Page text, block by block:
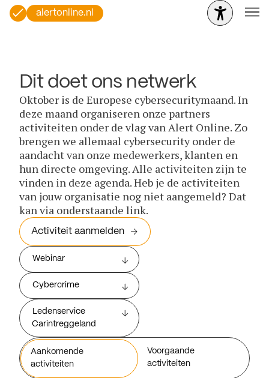
alertonline.nl
Dit doet ons netwerk
Oktober is de Europese cybersecuritymaand. In
deze maand organiseren onze partners
activiteiten onder de vlag van Alert Online. Zo
brengen we allemaal cybersecurity onder de
aandacht van onze medewerkers, klanten en
hun directe omgeving. Alle activiteiten zijn te
vinden in deze agenda. Heb je de activiteiten
van jouw organisatie nog niet aangemeld? Dat
kan via onderstaande link.
Activiteit aanmelden
Webinar
Cybercrime
Ledenservice
Carintreggeland
Aankomende
activiteiten
Voorgaande
activiteiten